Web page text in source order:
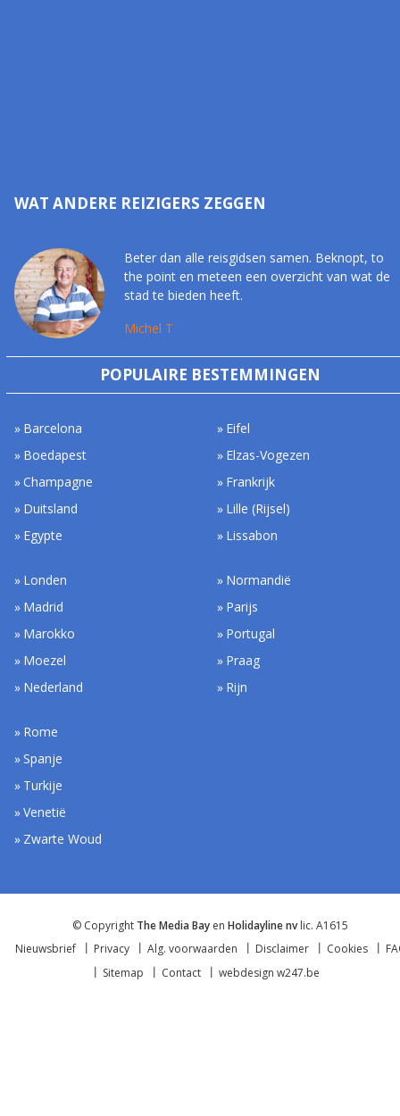
WAT ANDERE REIZIGERS ZEGGEN
Beter dan alle reisgidsen samen. Beknopt, to
the point en meteen een overzicht van wat de
stad te bieden heeft.
Michel T
POPULAIRE BESTEMMINGEN
Barcelona
Boedapest
Champagne
Duitsland
Egypte
Eifel
Elzas-Vogezen
Frankrijk
Lille (Rijsel)
Lissabon
Londen
Madrid
Marokko
Moezel
Nederland
Normandië
Parijs
Portugal
Praag
Rijn
Rome
Spanje
Turkije
Venetië
Zwarte Woud
© Copyright The Media Bay en Holidayline nvlic. A1615
Nieuwsbrief
Privacy Alg. voorwaarden Disclaimer Cookies
Sitemap
Contact webdesign w247.be